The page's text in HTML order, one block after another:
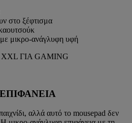
στο ξέφτισμα
με μικρο-ανάγλυφη υφή
XXL ΓΙΑ GAMING
αλλά αυτό το mousepad δεν